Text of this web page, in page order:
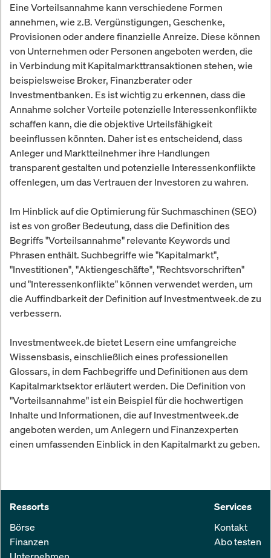
Eine Vorteilsannahme kann verschiedene Formen
annehmen, wie z.B. Vergünstigungen, Geschenke,
Provisionen oder andere finanzielle Anreize. Diese können
von Unternehmen oder Personen angeboten werden, die
in Verbindung mit Kapitalmarkttransaktionen stehen, wie
beispielsweise Broker, Finanzberater oder
Investmentbanken. Es ist wichtig zu erkennen, dass die
Annahme solcher Vorteile potenzielle Interessenkonflikte
schaffen kann, die die objektive Urteilsfähigkeit
beeinflussen könnten. Daher ist es entscheidend, dass
Anleger und Marktteilnehmer ihre Handlungen
transparent gestalten und potenzielle Interessenkonflikte
offenlegen, um das Vertrauen der Investoren zu wahren.
Im Hinblick auf die Optimierung für Suchmaschinen (SEO)
ist es von großer Bedeutung, dass die Definition des
Begriffs "Vorteilsannahme" relevante Keywords und
Phrasen enthält. Suchbegriffe wie "Kapitalmarkt",
"Investitionen", "Aktiengeschäfte", "Rechtsvorschriften"
und "Interessenkonflikte" können verwendet werden, um
die Auffindbarkeit der Definition auf Investmentweek.de zu
verbessern.
Investmentweek.de bietet Lesern eine umfangreiche
Wissensbasis, einschließlich eines professionellen
Glossars, in dem Fachbegriffe und Definitionen aus dem
Kapitalmarktsektor erläutert werden. Die Definition von
"Vorteilsannahme" ist ein Beispiel für die hochwertigen
Inhalte und Informationen, die auf Investmentweek.de
angeboten werden, um Anlegern und Finanzexperten
einen umfassenden Einblick in den Kapitalmarkt zu geben.
Ressorts
Börse
Finanzen
Services
Kontakt
Abo testen